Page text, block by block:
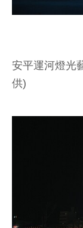
安平運河燈光
供)